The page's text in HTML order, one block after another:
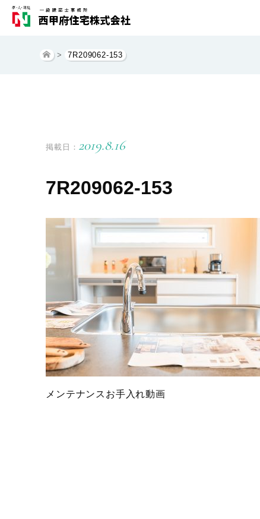
> 7R209062-153
掲載日： 2019.8.16
7R209062-153
メンテナンスお手入れ動画